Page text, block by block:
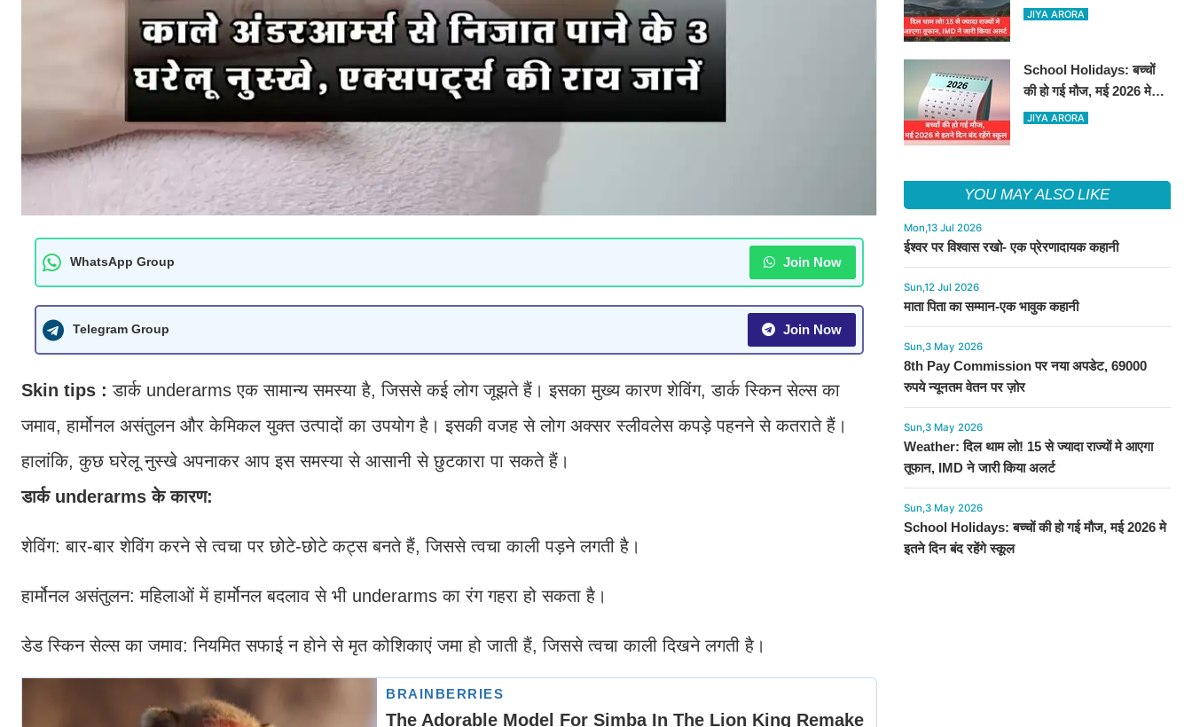
WhatsApp Group Join Now
Telegram Group Join Now
Skin tips :डार्क underarms एक सामान्य समस्या है, जिससे कई लोग जूझते हैं। इसका मुख्य कारण शेविंग, डार्क स्किन सेल्स का
जमाव, हार्मोनल असंतुलन और केमिकल युक्त उत्पादों का उपयोग है। इसकी वजह से लोग अक्सर स्लीवलेस कपड़े पहनने से कतराते हैं।
हालांकि, कुछ घरेलू नुस्खे अपनाकर आप इस समस्या से आसानी से छुटकारा पा सकते हैं।
डार्क underarms के कारण:
शेविंग: बार-बार शेविंग करने से त्वचा पर छोटे-छोटे कट्स बनते हैं, जिससे त्वचा काली पड़ने लगती है।
हार्मोनल असंतुलन: महिलाओं में हार्मोनल बदलाव से भी underarms का रंग गहरा हो सकता है।
डेड स्किन सेल्स का जमाव: नियमित सफाई न होने से मृत कोशिकाएं जमा हो जाती हैं, जिससे त्वचा काली दिखने लगती है।
IMD ने जारी किया अलर्ट
JIYA ARORA
School Holidays: बच्चों
की हो गई मौज, मई 2026 मे
इतने दिन बंद रहेंगे स्कूल
JIYA ARORA
YOU MAY ALSO LIKE
Mon,13 Jul 2026
ईश्वर पर विश्वास रखो- एक प्रेरणादायक कहानी
Sun,12 Jul 2026
माता पिता का सम्मान-एक भावुक कहानी
Sun,3 May 2026
8th Pay Commission पर नया अपडेट, 69000
रुपये न्यूनतम वेतन पर ज़ोर
Sun,3 May 2026
Weather: दिल थाम लो! 15 से ज्यादा राज्यों मे आएगा
तूफान, IMD ने जारी किया अलर्ट
Sun,3 May 2026
School Holidays: बच्चों की हो गई मौज, मई 2026 मे
इतने दिन बंद रहेंगे स्कूल